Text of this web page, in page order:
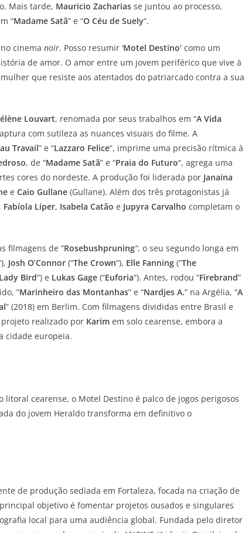
Mais tarde, Mauricio Zacharias se juntou ao processo,
“Madame Satã” e “O Céu de Suely“.
cinema noir. Posso resumir ‘Motel Destino’ como um
de amor. O amor entre um jovem periférico que vive à
que resiste aos atentados do patriarcado contra a sua
Louvart, renomada por seus trabalhos em “A Vida
com sutileza as nuances visuais do filme. A
Travail” e “Lazzaro Felice“, imprime uma precisão rítmica à
, de “Madame Satã” e “Praia do Futuro“, agrega uma
cores do nordeste. A produção foi liderada por Janaina
e Caio Gullane (Gullane). Além dos três protagonistas já
, Fabíola Líper, Isabela Catão e Jupyra Carvalho completam o
filmagens de “Rosebushpruning“, o seu segundo longa em
Josh O’Connor (“The Crown“), Elle Fanning (“The
Lady Bird“) e Lukas Gage (“Euforia“). Antes, rodou “Firebrand”
“Marinheiro das Montanhas” e “Nardjes A.” na Argélia, “A
” (2018) em Berlim. Com filmagens divididas entre Brasil e
realizado por Karim em solo cearense, embora a
cidade europeia.
cearense, o Motel Destino é palco de jogos perigosos
do jovem Heraldo transforma em definitivo o
de produção sediada em Fortaleza, focada na criação de
objetivo é fomentar projetos ousados e singulares
local para uma audiência global. Fundada pelo diretor